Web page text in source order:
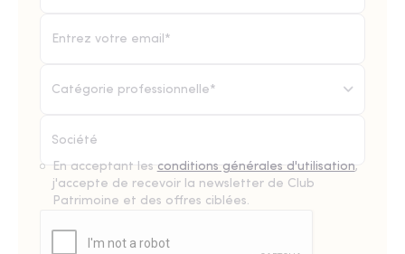
Catégorie professionnelle*
En acceptant les conditions générales d'utilisation,
j'accepte de recevoir la newsletter de Club
Patrimoine et des offres ciblées.